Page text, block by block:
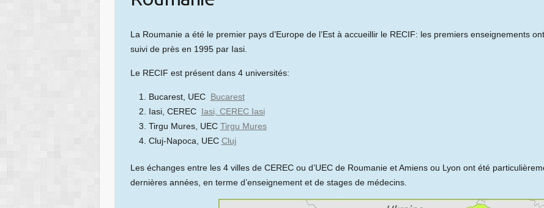
La Roumanie a été le premier pays d’Europe de l’Est à accueillir le RECIF: les premiers enseignements
suivi de près en 1995 par Iasi.
Le RECIF est présent dans 4 universités:
Bucarest, UEC Bucarest
Iasi, CEREC Iasi, CEREC Iasi
Tirgu Mures, UEC Tirgu Mures
Cluj-Napoca, UEC Cluj
Les échanges entre les 4 villes de CEREC ou d’UEC de Roumanie et Amiens ou Lyon ont été
dernières années, en terme d’enseignement et de stages de médecins.